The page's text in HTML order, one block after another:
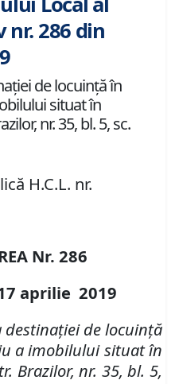
nr. 286 din
de locuinţă în
situat în
nr. 35, bl. 5, sc.
H.C.L. nr.
Nr. 286
aprilie 2019
destinaţiei de locuinţă
a imobilului situat în
Brazilor, nr. 35, bl. 5,